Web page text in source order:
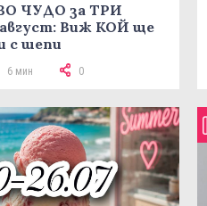
ЧУДО за ТРИ
август: Виж КОЙ ще
с шепи
6 мин 0